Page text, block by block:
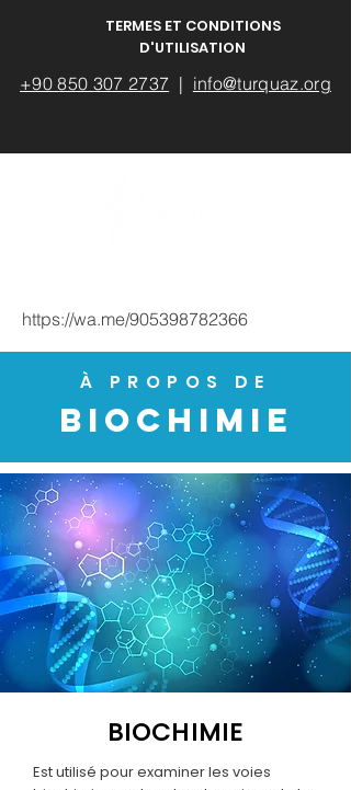
TERMES ET CONDITIONS
D'UTILISATION
+90 850 307 2737 | info@turquaz.org
https://wa.me/905398782366
À PROPOS DE
BIOCHIMIE
BIOCHIMIE
Est utilisé pour examiner les voies